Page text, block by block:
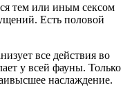
тем или иным сексом
Есть половой
все действия во
у всей фауны. Только
наслаждение.